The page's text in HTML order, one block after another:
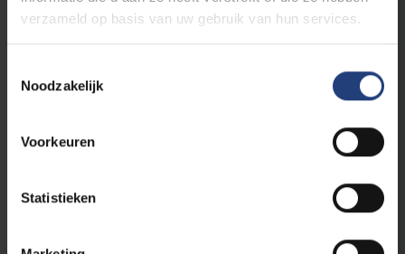
verzameld op basis van uw gebruik van hun services.
Noodzakelijk
Voorkeuren
Statistieken